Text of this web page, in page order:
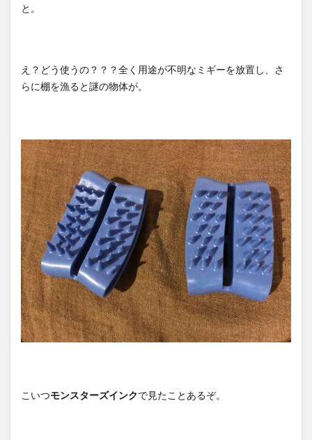
と。
え？どう使うの？？？全く用途が不明なミギーを放置し、さ
らに棚を漁ると謎の物体が。
こいつモンスターズインクで見たことあるぞ。